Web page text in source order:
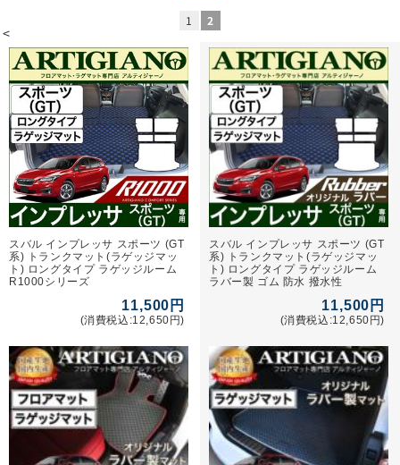
<
1 2
スバル インプレッサ スポーツ (GT
系) トランクマット(ラゲッジマッ
ト) ロングタイプ ラゲッジルーム
R1000シリーズ
11,500円
(消費税込:12,650円)
スバル インプレッサ スポーツ (GT
系) トランクマット(ラゲッジマッ
ト) ロングタイプ ラゲッジルーム
ラバー製 ゴム 防水 撥水性
11,500円
(消費税込:12,650円)